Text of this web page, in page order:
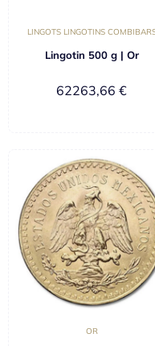
LINGOTS LINGOTINS
Lingotin 500 g | Or
62263,66 €
OR